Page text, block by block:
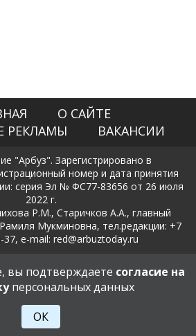
О САЙТЕ
РЕКЛАМЫ
ВАКАНСИИ
"Арбуз". Зарегистрировано в
номер и дата принятия
серия Эл № ФС77-83656 от 26 июля
2022 г.
Р.М., Старичков А.А., главный
Мукминовна, тел.редакции: +7
37, e-mail: red@arbuztoday.ru
обработки и защиты персональных
данных
18+
вы подтверждаете согласие на
персональных данных
ОК